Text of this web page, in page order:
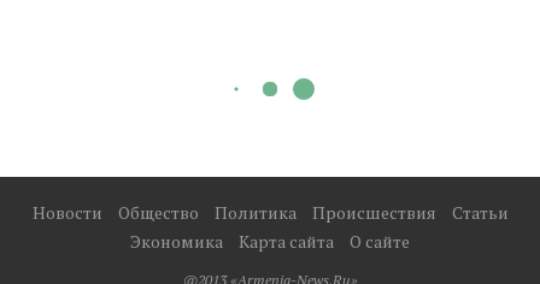
Новости Общество Политика Происшествия
Статьи
Экономика
Карта сайта О сайте
@2013 «Armenia-News.Ru»